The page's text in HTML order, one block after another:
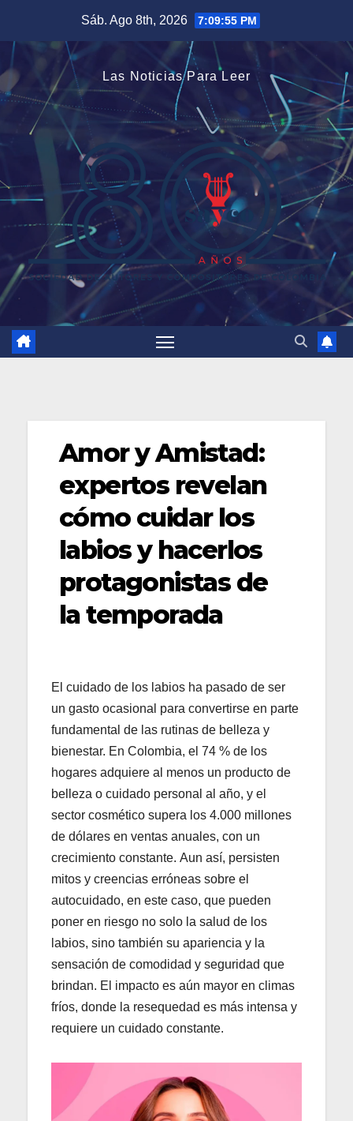
contenido
Sáb. Ago 8th, 2026 7:09:56 PM
Las Noticias Para Leer
Amor y Amistad:
expertos revelan
cómo cuidar los
labios y hacerlos
protagonistas de
la temporada
El cuidado de los labios ha pasado de ser
un gasto ocasional para convertirse en parte
fundamental de las rutinas de belleza y
bienestar. En Colombia, el 74 % de los
hogares adquiere al menos un producto de
belleza o cuidado personal al año, y el
sector cosmético supera los 4.000 millones
de dólares en ventas anuales, con un
crecimiento constante. Aun así, persisten
mitos y creencias erróneas sobre el
autocuidado, en este caso, que pueden
poner en riesgo no solo la salud de los
labios, sino también su apariencia y la
sensación de comodidad y seguridad que
brindan. El impacto es aún mayor en climas
fríos, donde la resequedad es más intensa y
requiere un cuidado constante.